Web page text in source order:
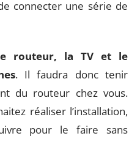
connecter une série de
routeur, la TV et le
. Il faudra donc tenir
du routeur chez vous.
réaliser l’installation,
pour le faire sans